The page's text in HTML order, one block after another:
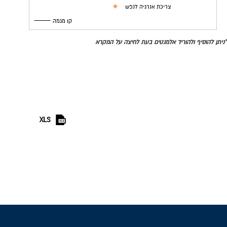
צריכת אנרגיה לנפש
קו מגמה
*ניתן להוסיף ולהוריד אלמנטים בעת לחיצה על המקרא
XLS